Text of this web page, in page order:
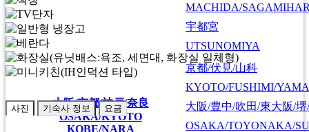
MACHIDA/
宇都宮
UTSUNOMIYA
大阪/京都/神戸/奈良
OSAKA/KYOTO
KOBE/NARA
京都/伏見/山科
KYOTO/FUSHIMI/
大阪/豊中/吹田/東大阪/
OSAKA/TOYONAKA/
사진 기숙사 정보 요금